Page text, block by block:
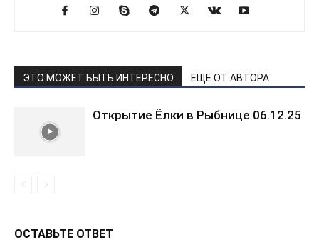
ЭТО МОЖЕТ БЫТЬ ИНТЕРЕСНО ЕЩЕ ОТ АВТОРА
Открытие Ёлки в Рыбнице 06.12.25
ОСТАВЬТЕ ОТВЕТ